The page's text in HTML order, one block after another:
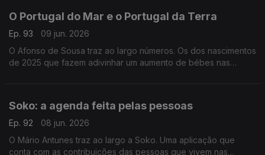
O Portugal do Mar e o Portugal da Terra
Ep. 93
09 jun. 2026
O Afonso de Sousa traz ao largo números. Os dos nascimentos
de 2025 que fazem adivinhar um aumento de bébes nas
Soko: a agenda feita pelas pessoas
Ep. 92
08 jun. 2026
O Mário Antunes traz ao largo a Soko. Uma aplicação que
conta com as contribuições das pessoas que vivem nas